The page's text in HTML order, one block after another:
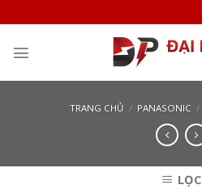
to
content
TRANG CHỦ / PANASONIC /
LỌC